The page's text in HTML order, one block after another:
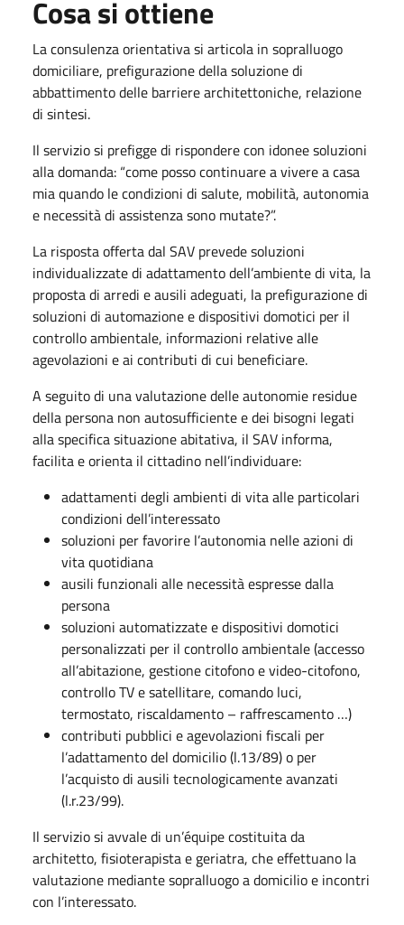
Cosa si ottiene
La consulenza orientativa si articola in sopralluogo
domiciliare, prefigurazione della soluzione di
abbattimento delle barriere architettoniche, relazione
di sintesi.
Il servizio si prefigge di rispondere con idonee soluzioni
alla domanda: “come posso continuare a vivere a casa
mia quando le condizioni di salute, mobilità, autonomia
e necessità di assistenza sono mutate?”.
La risposta offerta dal SAV prevede soluzioni
individualizzate di adattamento dell’ambiente di vita, la
proposta di arredi e ausili adeguati, la prefigurazione di
soluzioni di automazione e dispositivi domotici per il
controllo ambientale, informazioni relative alle
agevolazioni e ai contributi di cui beneficiare.
A seguito di una valutazione delle autonomie residue
della persona non autosufficiente e dei bisogni legati
alla specifica situazione abitativa, il SAV informa,
facilita e orienta il cittadino nell’individuare:
adattamenti degli ambienti di vita alle particolari
condizioni dell’interessato
soluzioni per favorire l’autonomia nelle azioni di
vita quotidiana
ausili funzionali alle necessità espresse dalla
persona
soluzioni automatizzate e dispositivi domotici
personalizzati per il controllo ambientale (accesso
all’abitazione, gestione citofono e video-citofono,
controllo TV e satellitare, comando luci,
termostato, riscaldamento – raffrescamento …)
contributi pubblici e agevolazioni fiscali per
l’adattamento del domicilio (l.13/89) o per
l’acquisto di ausili tecnologicamente avanzati
(l.r.23/99).
Il servizio si avvale di un’équipe costituita da
architetto, fisioterapista e geriatra, che effettuano la
valutazione mediante sopralluogo a domicilio e incontri
con l’interessato.